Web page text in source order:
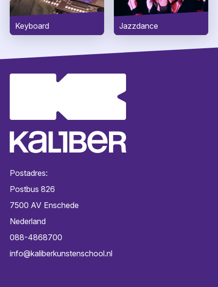
Keyboard Jazzdance
Postadres:
Postbus 826
7500 AV Enschede
Nederland
088-4868700
info@kaliberkunstenschool.nl